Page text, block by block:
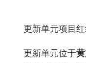
更新单元项目
更新单元位于